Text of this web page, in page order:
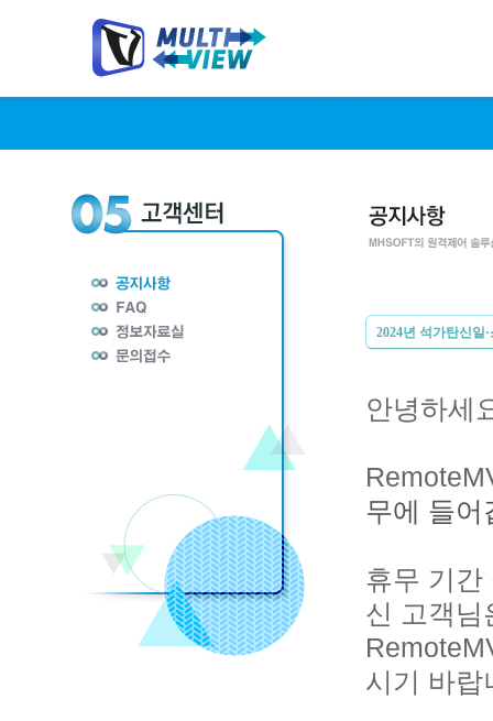
2024년 석가탄신일
안녕하세
무에 들어
휴무 기간
신 고객님
시기 바랍